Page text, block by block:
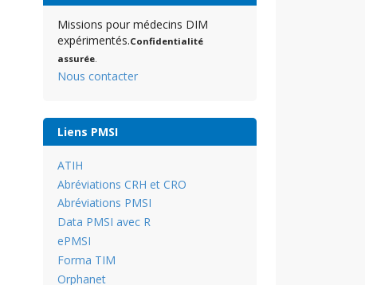
Missions pour médecins DIM
expérimentés.Confidentialité
assurée.
Nous contacter
Liens PMSI
ATIH
Abréviations CRH et CRO
Abréviations PMSI
Data PMSI avec R
ePMSI
Forma TIM
Orphanet